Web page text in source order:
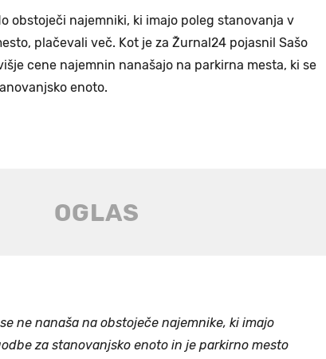
obstoječi najemniki, ki imajo poleg stanovanja v
plačevali več. Kot je za Žurnal24 pojasnil Sašo
cene najemnin nanašajo na parkirna mesta, ki se
enoto.
ne nanaša na obstoječe najemnike, ki imajo
za stanovanjsko enoto in je parkirno mesto